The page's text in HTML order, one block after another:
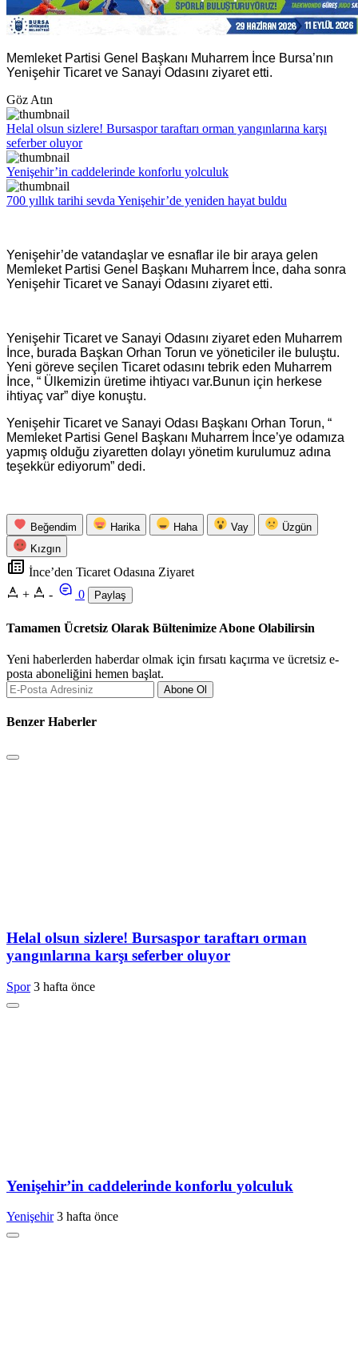
Memleket Partisi Genel Başkanı Muharrem İnce Bursa’nın
Yenişehir Ticaret ve Sanayi Odasını ziyaret etti.
Göz Atın
Helal olsun sizlere! Bursaspor taraftarı orman yangınlarına karşı
seferber oluyor
Yenişehir’in caddelerinde konforlu yolculuk
700 yıllık tarihi sevda Yenişehir’de yeniden hayat buldu
Yenişehir’de vatandaşlar ve esnaflar ile bir araya gelen
Memleket Partisi Genel Başkanı Muharrem İnce, daha sonra
Yenişehir Ticaret ve Sanayi Odasını ziyaret etti.
Yenişehir Ticaret ve Sanayi Odasını ziyaret eden Muharrem
İnce, burada Başkan Orhan Torun ve yöneticiler ile buluştu.
Yeni göreve seçilen Ticaret odasını tebrik eden Muharrem
İnce, “ Ülkemizin üretime ihtiyacı var.Bunun için herkese
ihtiyaç var” diye konuştu.
Yenişehir Ticaret ve Sanayi Odası Başkanı Orhan Torun, “
Memleket Partisi Genel Başkanı Muharrem İnce’ye odamıza
yapmış olduğu ziyaretten dolayı yönetim kurulumuz adına
teşekkür ediyorum” dedi.
Beğendim Harika Haha Vay
Üzgün
Kızgın
İnce’den Ticaret Odasına Ziyaret
+
- 0 Paylaş
Tamamen Ücretsiz Olarak Bültenimize Abone Olabilirsin
Yeni haberlerden haberdar olmak için fırsatı kaçırma ve ücretsiz e-
posta aboneliğini hemen başlat.
Abone Ol
Benzer Haberler
Helal olsun sizlere! Bursaspor taraftarı orman
yangınlarına karşı seferber oluyor
Spor 3 hafta önce
Yenişehir’in caddelerinde konforlu yolculuk
Yenişehir 3 hafta önce